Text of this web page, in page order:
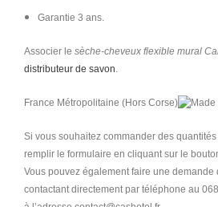
Garantie 3 ans.
Associer le sèche-cheveux flexible mural
distributeur de savon.
France Métropolitaine (Hors Corse)
Si vous souhaitez commander des
remplir le formulaire en cliquant sur le
Vous pouvez également faire une demande
contactant directement par téléphone au